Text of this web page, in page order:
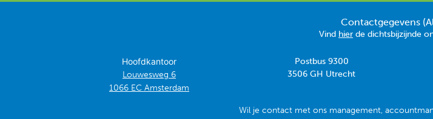
Contactgegevens
Vind hier de dichtsbijzijnde
Hoofdkantoor
Louwesweg 6
1066 EC Amsterdam
Postbus 9300
3506 GH Utrecht
Wil je contact met ons management,